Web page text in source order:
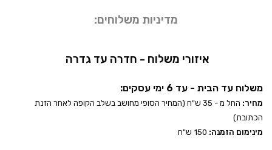
מדיניות משלוחים:
איזורי משלוח - חדרה עד גדרה
משלוח עד הבית - עד 6 ימי עסקים:
מחיר:
החל מ - 35 ש"ח (המחיר הסופי מחושב בשלב הקופה לאחר הזנת
הכתובת)
מינימום הזמנה: